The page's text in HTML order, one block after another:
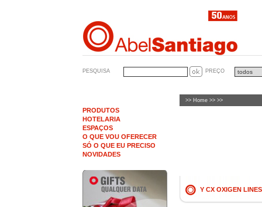
PESQUISA PREÇO
PRODUTOS
HOTELARIA
ESPAÇOS
O QUE VOU OFERECER
SÓ O QUE EU PRECISO
NOVIDADES
>> Home >> >>
Y CX OXIGEN